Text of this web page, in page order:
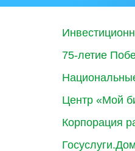
75-летие
Центр «Мой
Корпорация